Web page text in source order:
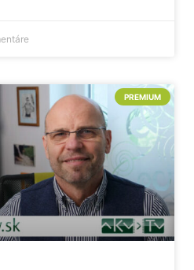
PREMIUM
mohli
zlepšiť
funkčnosť
a štruktúru
webovej
stránky na
základe
spôsobu
používania
stránky.